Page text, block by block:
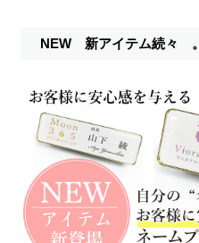
NEW 新アイテム続々 。